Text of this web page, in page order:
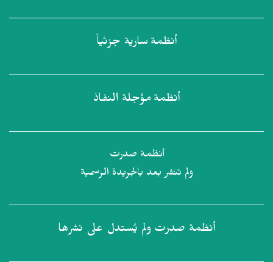
أنظمة سارية جزئياً
أنظمة مؤجلة النفاذ
أنظمة صدرت
ولم تنشر بعد بالجريدة الرسمية
أنظمة صدرت ولم يُستدل على نشرها